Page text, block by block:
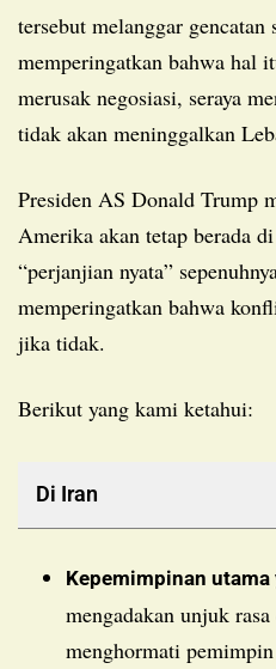
tersebut melanggar
memperingatkan bahwa hal
merusak negosiasi, seraya
tidak akan meninggalkan
Presiden AS Donald Trump mengatakan pasukan
Amerika akan tetap berada
“perjanjian nyata”
memperingatkan bahwa
jika tidak.
Berikut yang kami ketahui:
Di Iran
Kepemimpinan utama
mengadakan unjuk
menghormati